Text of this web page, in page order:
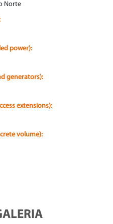
Norte
power):
generators):
extensions):
volume):